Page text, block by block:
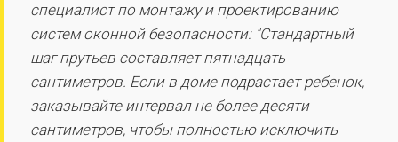
специалист по монтажу и проектированию
систем оконной безопасности: "Стандартный
шаг прутьев составляет пятнадцать
сантиметров. Если в доме подрастает ребенок,
заказывайте интервал не более десяти
сантиметров, чтобы полностью исключить